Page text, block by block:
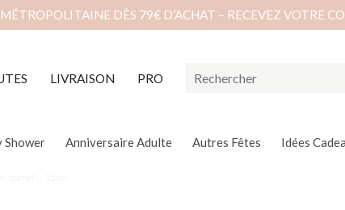
DÈS 79€ D’ACHAT – RECEVEZ VOTRE
LIVRAISON PRO
Shower Anniversaire Adulte Autres Fêtes Idées